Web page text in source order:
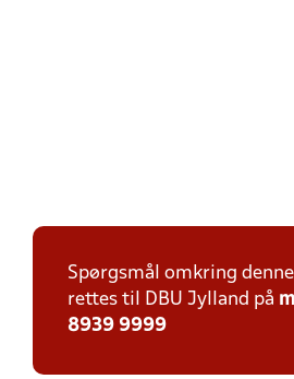
Spørgsmål omkring
rettes til DBU Jylland på
8939 9999